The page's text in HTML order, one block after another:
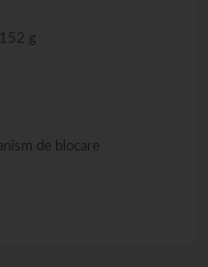
g
de blocare